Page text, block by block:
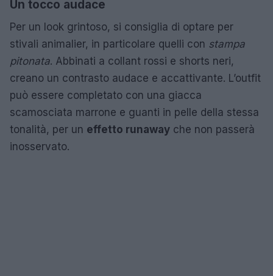
Un tocco audace
Per un look grintoso, si consiglia di optare per
stivali animalier, in particolare quelli con stampa
pitonata. Abbinati a collant rossi e shorts neri,
creano un contrasto audace e accattivante. L’outfit
può essere completato con una giacca
scamosciata marrone e guanti in pelle della stessa
tonalità, per un effetto runaway che non passerà
inosservato.